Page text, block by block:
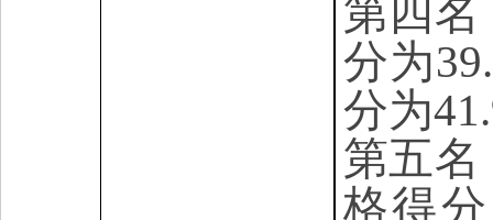
第四
分为
分为
第五
格得